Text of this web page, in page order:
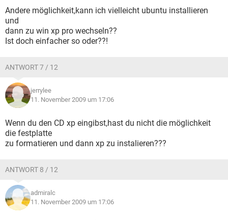
Andere möglichkeit,kann ich vielleicht ubuntu installieren
und
dann zu win xp pro wechseln??
Ist doch einfacher so oder??!
ANTWORT 7 / 12
jerrylee
11. November 2009 um 17:06
Wenn du den CD xp eingibst,hast du nicht die möglichkeit
die festplatte
zu formatieren und dann xp zu instalieren???
ANTWORT 8 / 12
admiralc
11. November 2009 um 17:06